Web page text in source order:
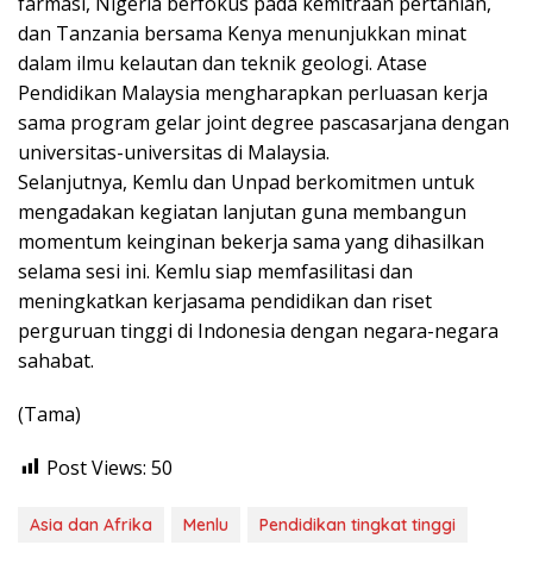
dan Tanzania bersama Kenya menunjukkan minat
dalam ilmu kelautan dan teknik geologi. Atase
Pendidikan Malaysia mengharapkan perluasan kerja
sama program gelar joint degree pascasarjana dengan
universitas-universitas di Malaysia.
Selanjutnya, Kemlu dan Unpad berkomitmen untuk
mengadakan kegiatan lanjutan guna membangun
momentum keinginan bekerja sama yang dihasilkan
selama sesi ini. Kemlu siap memfasilitasi dan
meningkatkan kerjasama pendidikan dan riset
perguruan tinggi di Indonesia dengan negara-negara
sahabat.
(Tama)
Post Views: 50
Asia dan Afrika Menlu Pendidikan tingkat tinggi